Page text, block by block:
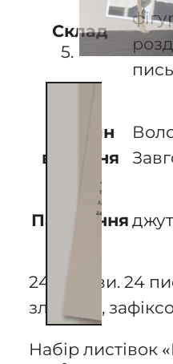
Склад
Дизайн
видання
Пакування
24 справи. 24
злочини,
Набір листівок